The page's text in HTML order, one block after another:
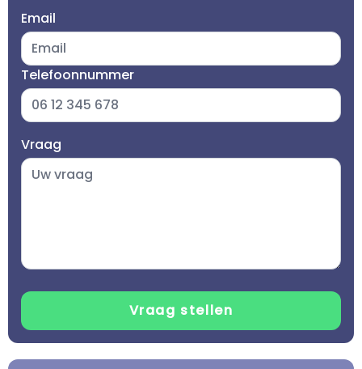
Email
Telefoonnummer
Vraag